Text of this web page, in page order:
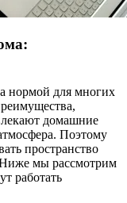
нормой для многих
домашние
Поэтому
пространство
Ниже мы рассмотрим
работать